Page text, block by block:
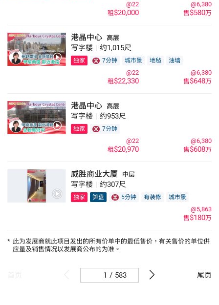
售$580万
@6,380
租$20,000
@22
港晶中心 高层
写字楼 约1,015尺
独家 7分钟 城市景 地毡 油墙
售$648万
@6,380
租$22,330
@22
港晶中心 高层
写字楼 约953尺
独家 7分钟
售$608万
@6,380
租$20,970
@22
威胜商业大厦 中层
写字楼 约307尺
独家 笋盘 5分钟 有装修 城市景
售$180万
@5,863
* 此为发展商就此项目发出的所有价单中的最低售价，有关售价的单位供
应量及销售情况以发展商公布的为准。
/ 583 尾页